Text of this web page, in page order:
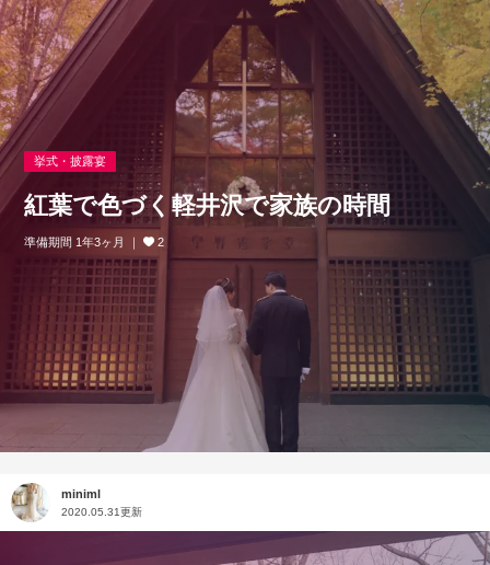
挙式・披露宴
紅葉で色づく軽井沢で家族の時間
準備期間 1年3ヶ月 2
miniml
2020.05.31更新